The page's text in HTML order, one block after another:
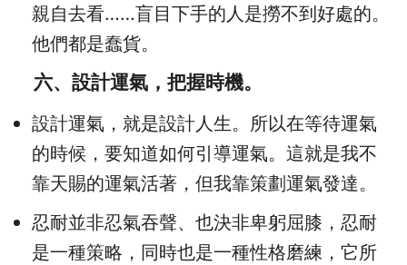
親自去看……盲目下手的人是撈不到好處的。
他們都是蠢貨。
六、設計運氣，把握時機。
設計運氣，就是設計人生。所以在等待運氣
的時候，要知道如何引導運氣。這就是我不
靠天賜的運氣活著，但我靠策劃運氣發達。
忍耐並非忍氣吞聲、也決非卑躬屈膝，忍耐
是一種策略，同時也是一種性格磨練，它所